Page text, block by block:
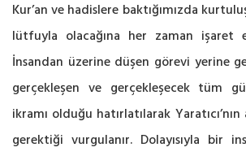
Kur’an ve hadislere baktığımızda
lütfuyla olacağına her zaman işaret
İnsandan üzerine düşen görevi yerine
gerçekleşen ve gerçekleşecek tüm
ikramı olduğu hatırlatılarak
gerektiği vurgulanır. Dolayısıyla bir